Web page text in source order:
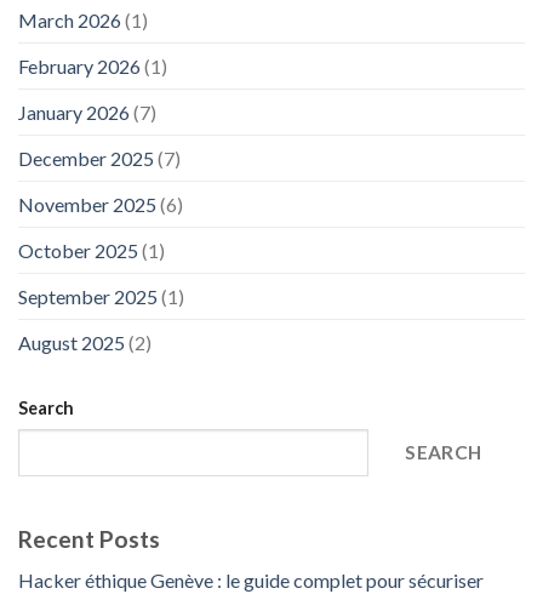
March 2026(1)
February 2026(1)
January 2026(7)
December 2025 (7)
November 2025 (6)
October 2025 (1)
September 2025 (1)
August 2025 (2)
Search
SEARCH
Recent Posts
Hacker éthique Genève : le guide complet pour sécuriser